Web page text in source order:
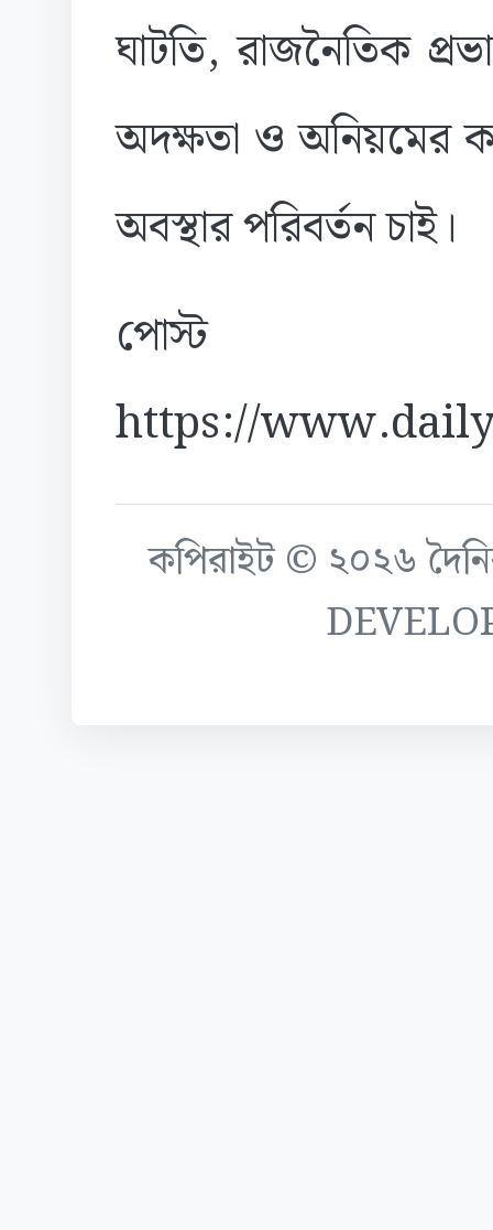
ঘাটতি, রাজনৈতিক
অদক্ষতা ও অনিয়মের
অবস্থার পরিবর্তন চাই।
https://
কপিরাইট © ২০২৬